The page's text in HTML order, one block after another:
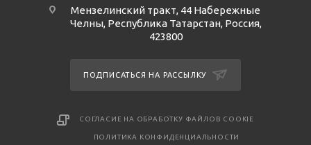
Мензелинский тракт, 44 Набережные
Челны, Республика Татарстан, Россия,
423800
ПОДПИСАТЬСЯ НА РАССЫЛКУ
СОГЛАСИЕ НА ОБРАБОТКУ ФАЙЛОВ COOKIE
ПОЛИТИКА КОНФИДЕНЦИАЛЬНОСТИ